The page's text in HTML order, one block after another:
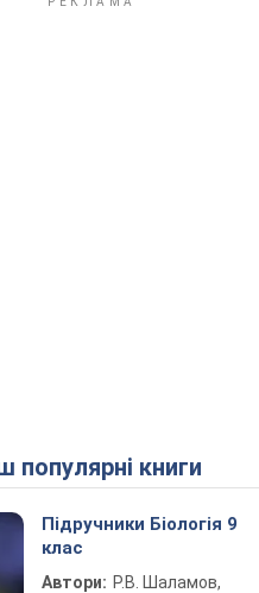
популярні книги
Підручники Біологія 9
клас
Автори: Р.В. Шаламов,